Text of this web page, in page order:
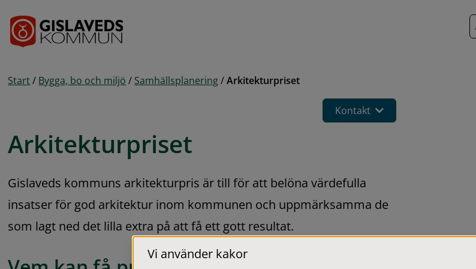
S
ö
Start / Bygga, bo och miljö / Samhällsplanering / Arkitekturpriset
Kontakt
Arkitekturpriset
Gislaveds kommuns arkitekturpris är till för att belöna värdefulla
insatser för god arkitektur inom kommunen och uppmärksamma de
som lagt ned det lilla extra på att få ett gott resultat.
Vi använder kakor